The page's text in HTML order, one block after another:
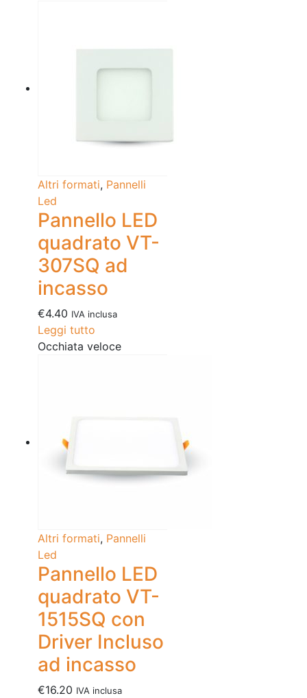
Altri formati, Pannelli
Led
Pannello LED
quadrato VT-
307SQ ad
incasso
€4.40 IVA inclusa
Leggi tutto
Occhiata veloce
Altri formati, Pannelli
Led
Pannello LED
quadrato VT-
1515SQ con
Driver Incluso
ad incasso
€16.20 IVA inclusa